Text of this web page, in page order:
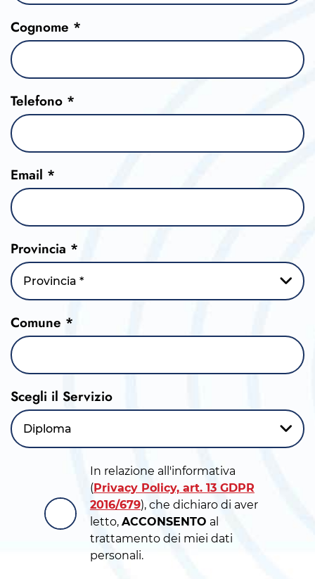
Cognome *
Telefono *
Email *
Provincia *
Provincia *
Comune *
Scegli il Servizio
Diploma
In relazione all'informativa
(Privacy Policy, art. 13 GDPR
2016/679), che dichiaro di aver
letto, ACCONSENTO al
trattamento dei miei dati
personali.